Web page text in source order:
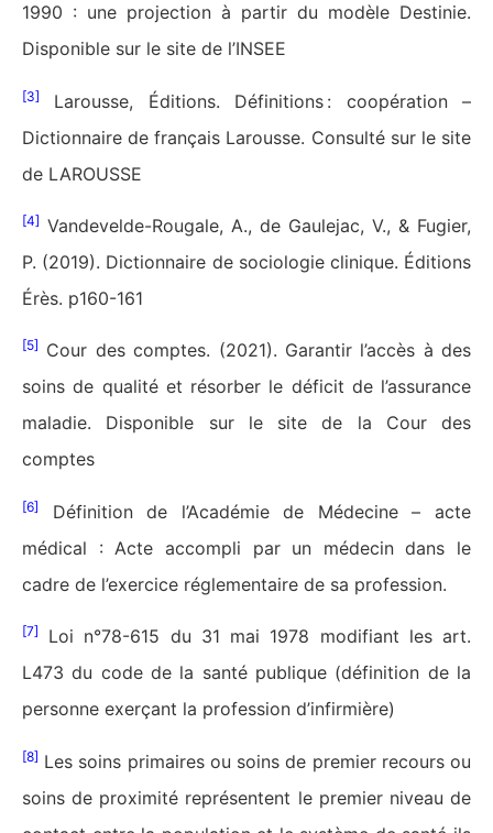
1990 : une projection à partir du modèle Destinie.
Disponible sur le site de l’INSEE
[3]
Larousse, Éditions. Définitions : coopération –
Dictionnaire de français Larousse. Consulté sur le site
de LAROUSSE
[4] Vandevelde-Rougale, A., de Gaulejac, V., & Fugier,
P. (2019). Dictionnaire de sociologie clinique. Éditions
Érès. p160-161
[5] Cour des comptes. (2021). Garantir l’accès à des
soins de qualité et résorber le déficit de l’assurance
maladie. Disponible sur le site de la Cour des
comptes
[6]
Définition de l’Académie de Médecine – acte
médical : Acte accompli par un médecin dans le
cadre de l’exercice réglementaire de sa profession.
[7]
Loi n°78-615 du 31 mai 1978 modifiant les art.
L473 du code de la santé publique (définition de la
personne exerçant la profession d’infirmière)
[8] Les soins primaires ou soins de premier recours ou
soins de proximité représentent le premier niveau de